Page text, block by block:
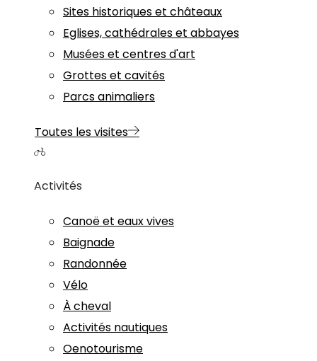
Sites historiques et châteaux
Eglises, cathédrales et abbayes
Musées et centres d'art
Grottes et cavités
Parcs animaliers
Toutes les visites
Activités
Canoë et eaux vives
Baignade
Randonnée
Vélo
À cheval
Activités nautiques
Oenotourisme